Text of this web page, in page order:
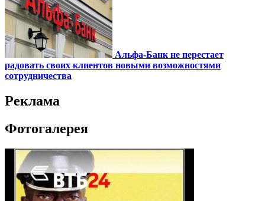
Альфа-Банк не перестает
радовать своих клиентов новыми возможностями
сотрудничества
Реклама
Фотогалерея